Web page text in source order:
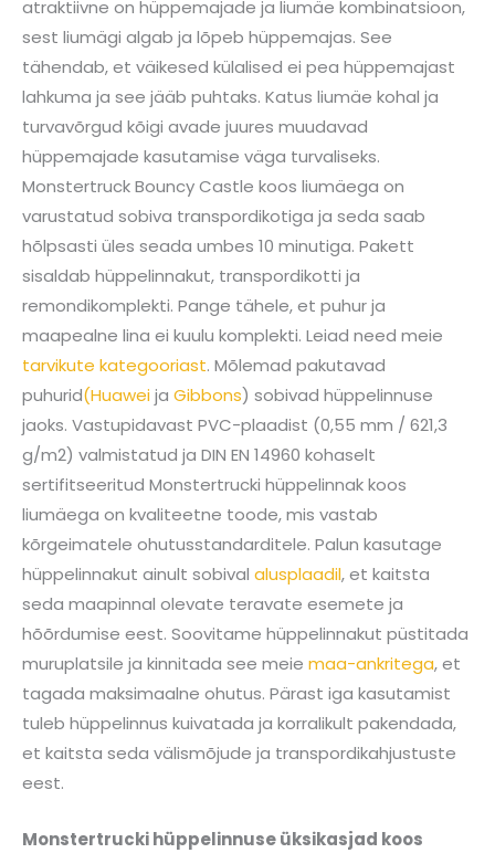
atraktiivne on hüppemajade ja liumäe kombinatsioon,
sest liumägi algab ja lõpeb hüppemajas. See
tähendab, et väikesed külalised ei pea hüppemajast
lahkuma ja see jääb puhtaks. Katus liumäe kohal ja
turvavõrgud kõigi avade juures muudavad
hüppemajade kasutamise väga turvaliseks.
Monstertruck Bouncy Castle koos liumäega on
varustatud sobiva transpordikotiga ja seda saab
hõlpsasti üles seada umbes 10 minutiga. Pakett
sisaldab hüppelinnakut, transpordikotti ja
remondikomplekti. Pange tähele, et puhur ja
maapealne lina ei kuulu komplekti. Leiad need meie
tarvikute kategooriast. Mõlemad pakutavad
puhurid(Huaweija Gibbons) sobivad hüppelinnuse
jaoks. Vastupidavast PVC-plaadist (0,55 mm / 621,3
g/m2) valmistatud ja DIN EN 14960 kohaselt
sertifitseeritud Monstertrucki hüppelinnak koos
liumäega on kvaliteetne toode, mis vastab
kõrgeimatele ohutusstandarditele. Palun kasutage
hüppelinnakut ainult sobival alusplaadil, et kaitsta
seda maapinnal olevate teravate esemete ja
hõõrdumise eest. Soovitame hüppelinnakut püstitada
muruplatsile ja kinnitada see meie maa-ankritega, et
tagada maksimaalne ohutus. Pärast iga kasutamist
tuleb hüppelinnus kuivatada ja korralikult pakendada,
et kaitsta seda välismõjude ja transpordikahjustuste
eest.
Monstertrucki hüppelinnuse üksikasjad koos